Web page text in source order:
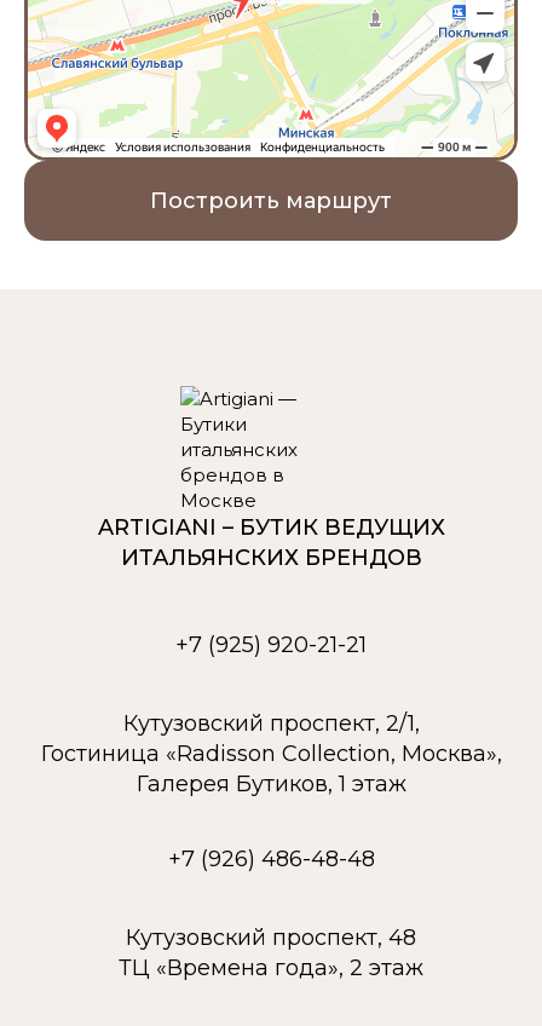
Построить маршрут
ARTIGIANI – БУТИК ВЕДУЩИХ
ИТАЛЬЯНСКИХ БРЕНДОВ
+7 (925) 920-21-21
Кутузовский проспект, 2/1,
Гостиница «Radisson Collection, Москва»,
Галерея Бутиков, 1 этаж
+7 (926) 486-48-48
Кутузовский проспект, 48
ТЦ «Времена года», 2 этаж